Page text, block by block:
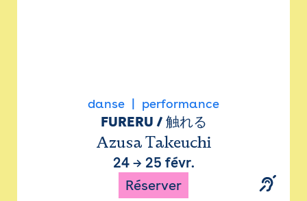
danse performance
FURERU / 触れる
Azusa Takeuchi
24→ 25 févr.
Réserver